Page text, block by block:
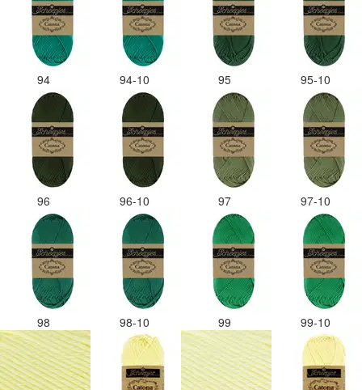
94 94-10 95 95-10
96 96-10 97 97-10
98 98-10 99 99-10